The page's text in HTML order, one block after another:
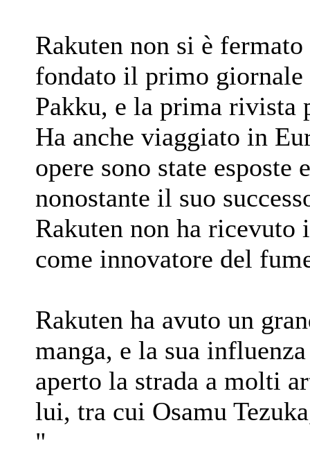
Rakuten non si è
fondato il primo giornale
Pakku, e la prima rivista
Ha anche viaggiato in
opere sono state esposte
nonostante il suo
Rakuten non ha
come innovatore del
Rakuten ha avuto un
manga, e la sua
aperto la strada a molti
lui, tra cui Osamu
"